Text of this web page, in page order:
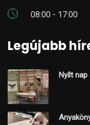
08:00 - 17:00
Legújabb
Nyílt